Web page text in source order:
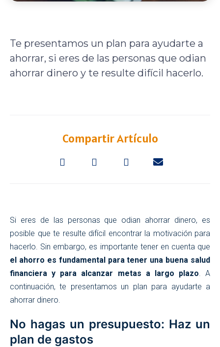
Te presentamos un plan para ayudarte a
ahorrar, si eres de las personas que odian
ahorrar dinero y te resulte difícil hacerlo.
Compartir Artículo
Si eres de las personas que odian ahorrar dinero, es
posible que te resulte difícil encontrar la motivación para
hacerlo. Sin embargo, es importante tener en cuenta que
el ahorro es fundamental para tener una buena salud
financiera y para alcanzar metas a largo plazo . A
continuación, te presentamos un plan para ayudarte a
ahorrar dinero.
No hagas un presupuesto: Haz un
plan de gastos